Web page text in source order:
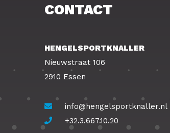
CONTACT
HENGELSPORTKNALLER
Nieuwstraat 106
2910 Essen
info@hengelsportknaller.nl
+32.3.667.10.20